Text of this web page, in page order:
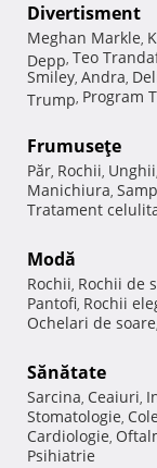
Divertisment
Meghan Markle,
Depp, Teo
Smiley, Andra,
Trump, Program
Frumuseţe
Păr, Rochii, Unghii,
Manichiura,
Tratament
Modă
Rochii, Rochii de
Pantofi, Rochii
Ochelari de soare,
Sănătate
Sarcina, Ceaiuri,
Stomatologie,
Cardiologie,
Psihiatrie